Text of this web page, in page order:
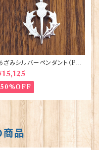
ざみシルバーペンダント（P8
ORTAK 70148
50%OFF
商品